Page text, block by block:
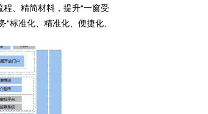
、精简材料，提升“一窗受
标准化、精准化、便捷化、